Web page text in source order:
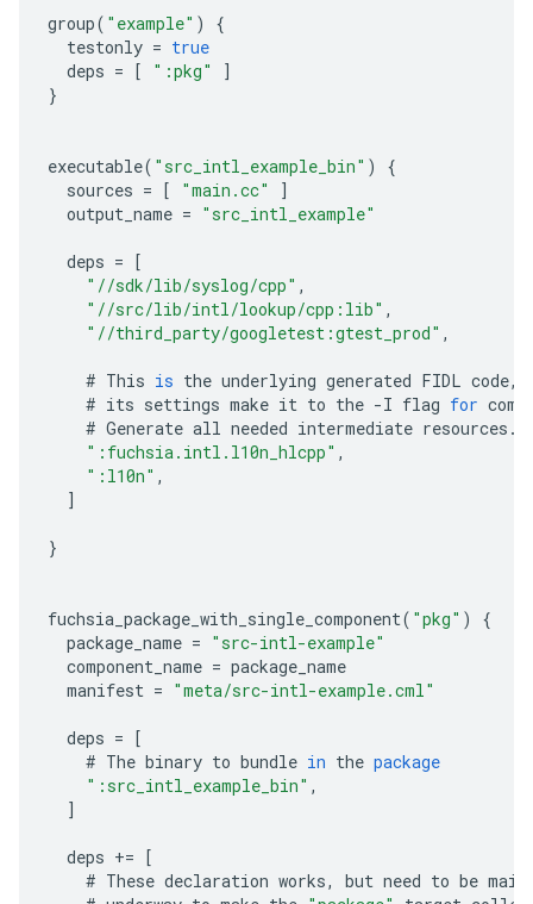
group( "example" )
{
testonly = true
deps = [ ":pkg"
]
}
executable( "src_intl_example_bin" )
{
sources = [ "main.cc"
]
output_name = "src_intl_example"
deps = [
"//sdk/lib/syslog/cpp" ,
"//src/lib/intl/lookup/cpp:lib" ,
"//third_party/googletest:gtest_prod" ,
# This is the underlying generated FIDL code,
# its settings make it to the -I flag for
# Generate all needed intermediate resources .
":fuchsia.intl.l10n_hlcpp" ,
":l10n" ,
]
}
fuchsia_package_with_single_component( "pkg" )
{
package_name = "src-intl-example"
component_name = package_name
manifest = "meta/src-intl-example.cml"
deps = [
# The binary to bundle in the package
":src_intl_example_bin" ,
]
deps += [
# These declaration works, but need to be